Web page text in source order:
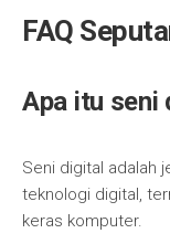
FAQ
Apa itu seni
Seni digital adalah
teknologi digital,
keras komputer.